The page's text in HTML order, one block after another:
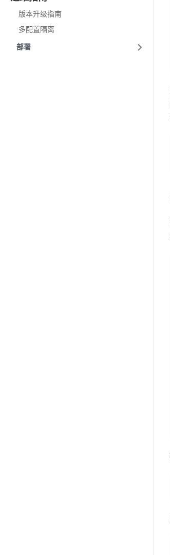
版本升级指南
多配置隔离
部署